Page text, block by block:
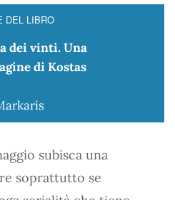
DEL LIBRO
dei vinti. Una
di Kostas
subisca una
soprattutto se